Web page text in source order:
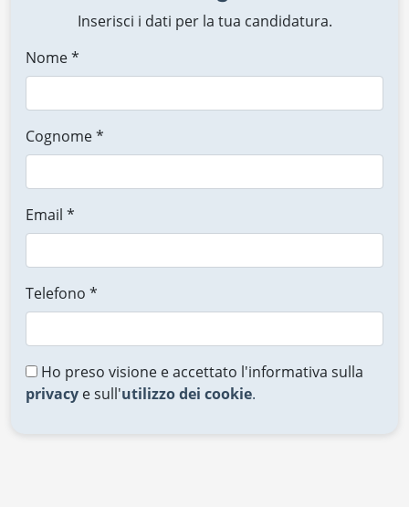
Inserisci i dati per la tua candidatura.
Nome *
Cognome *
Email *
Telefono *
Ho preso visione e accettato l'informativa sulla
privacy e sull'utilizzo dei cookie.